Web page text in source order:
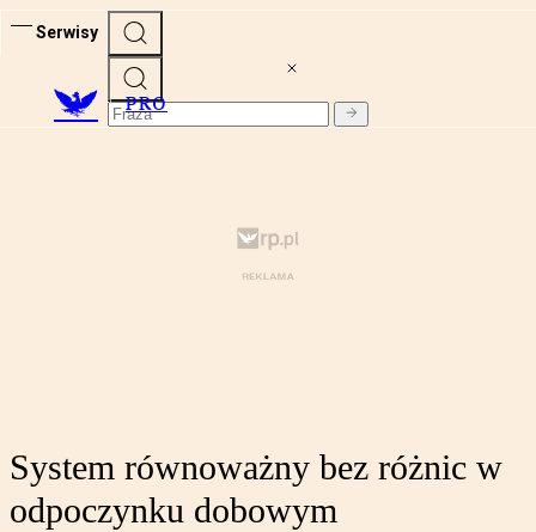
Serwisy
PRO
System równoważny bez różnic w
odpoczynku dobowym